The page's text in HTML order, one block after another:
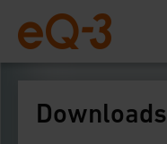
Downloads